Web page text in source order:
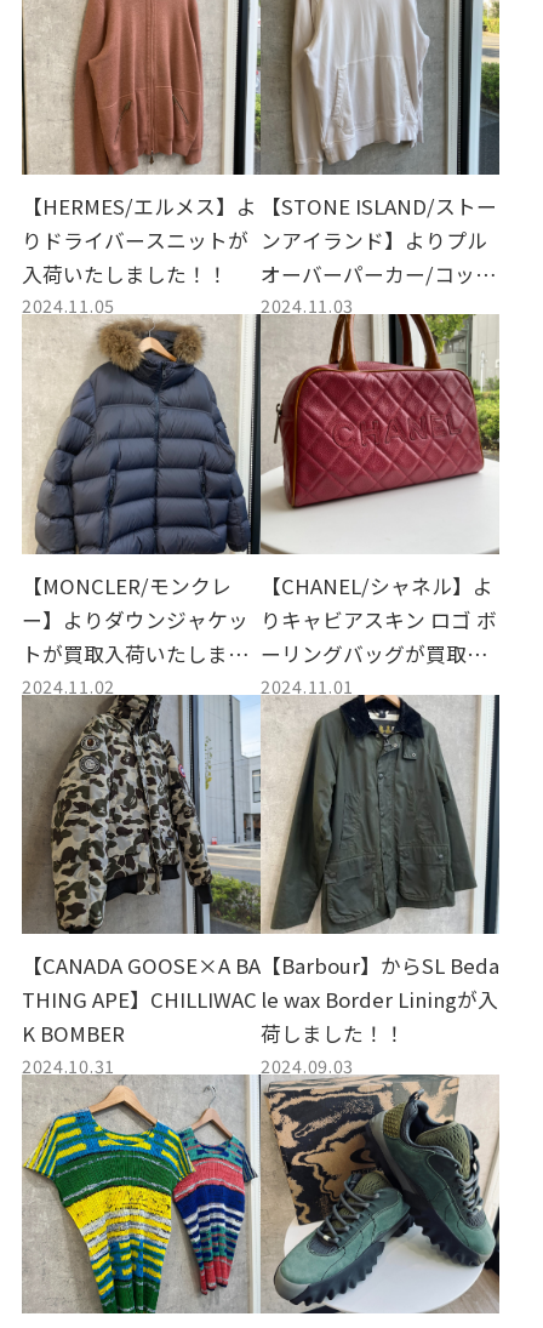
【HERMES/エルメス】よ
りドライバースニットが
入荷いたしました！！
2024.11.05
【STONE ISLAND/ストー
ンアイランド】よりプル
オーバーパーカー/コット
ンプルオーバーパーカー
が入荷いたしました！！
2024.11.03
【MONCLER/モンクレ
ー】よりダウンジャケッ
トが買取入荷いたしまし
た！
2024.11.02
【CHANEL/シャネル】よ
りキャビアスキン ロゴ ボ
ーリングバッグが買取入
荷いたしました！
2024.11.01
【CANADA GOOSE×A BA
THING APE】CHILLIWAC
K BOMBER
2024.10.31
【Barbour】からSL Beda
le wax Border Liningが入
荷しました！！
2024.09.03